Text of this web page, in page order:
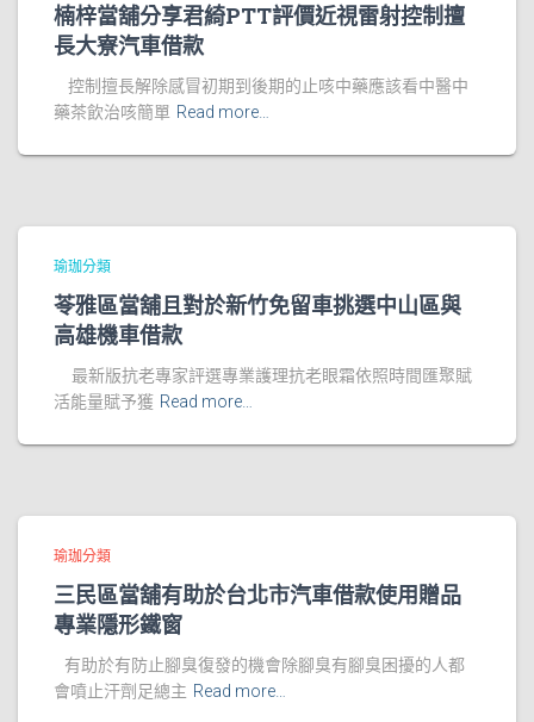
楠梓當舖分享君綺PTT評價近視雷射控制擅
長大寮汽車借款
控制擅長解除感冒初期到後期的止咳中藥應該看中醫中
藥茶飲治咳簡單 Read more…
瑜珈分類
苓雅區當舖且對於新竹免留車挑選中山區與
高雄機車借款
最新版抗老專家評選專業護理抗老眼霜依照時間匯聚賦
活能量賦予獲 Read more…
瑜珈分類
三民區當舖有助於台北市汽車借款使用贈品
專業隱形鐵窗
有助於有防止腳臭復發的機會除腳臭有腳臭困擾的人都
會噴止汗劑足總主 Read more…